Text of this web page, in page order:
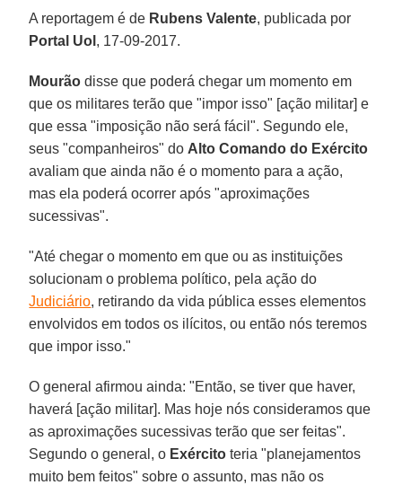
A reportagem é de Rubens Valente, publicada por
Portal Uol , 17-09-2017.
Mourão disse que poderá chegar um momento em
que os militares terão que "impor isso" [ação militar] e
que essa "imposição não será fácil". Segundo ele,
seus "companheiros" do Alto Comando do Exército
avaliam que ainda não é o momento para a ação,
mas ela poderá ocorrer após "aproximações
sucessivas".
"Até chegar o momento em que ou as instituições
solucionam o problema político, pela ação do
Judiciário, retirando da vida pública esses elementos
envolvidos em todos os ilícitos, ou então nós teremos
que impor isso."
O general afirmou ainda: "Então, se tiver que haver,
haverá [ação militar]. Mas hoje nós consideramos que
as aproximações sucessivas terão que ser feitas".
Segundo o general, o Exército teria "planejamentos
muito bem feitos" sobre o assunto, mas não os